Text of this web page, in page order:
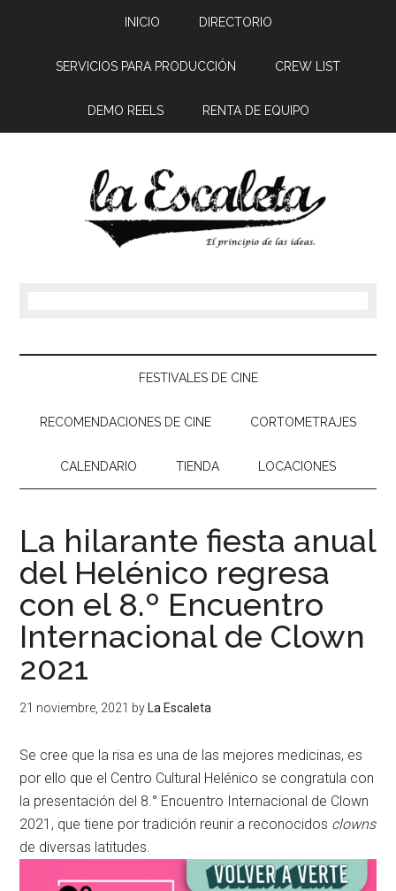
INICIO DIRECTORIO
SERVICIOS PARA PRODUCCIÓN CREW LIST
DEMO REELS RENTA DE EQUIPO
FESTIVALES DE CINE
RECOMENDACIONES DE CINE CORTOMETRAJES
CALENDARIO TIENDA LOCACIONES
La hilarante fiesta anual
del Helénico regresa
con el 8.º Encuentro
Internacional de Clown
2021
21 noviembre, 2021 by La Escaleta
Se cree que la risa es una de las mejores medicinas, es
por ello que el Centro Cultural Helénico se congratula con
la presentación del 8.° Encuentro Internacional de Clown
2021, que tiene por tradición reunir a reconocidos clowns
de diversas latitudes.